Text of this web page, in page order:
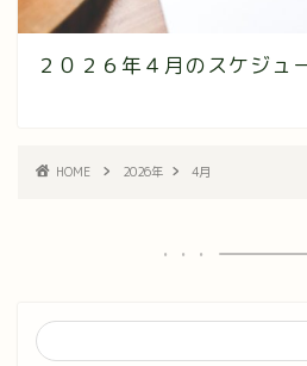
２０２６年４月のスケジュ
HOME 2026年 4月